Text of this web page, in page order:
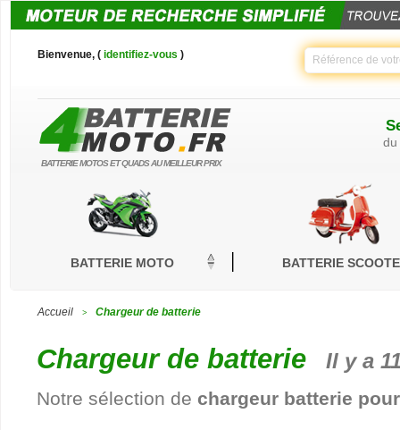
BATTERIE MOTOS ET QUADS AU MEILLEUR PRIX
Bienvenue, ( identifiez-vous )
BATTERIE MOTO BATTERIE
Accueil > Chargeur de batterie
Chargeur de batterie Il y a
Notre sélection de chargeur batterie